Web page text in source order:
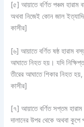
[৫] আয়াতে বর্ণিত পঞ্চম
অথবা নিজেই কোন জাল
কাসীর]
[৬] আয়াতে বর্ণিত ষষ্ঠ হারাম
আঘাতে নিহত হয়। যদি
তীরের আঘাতে শিকার নিহত
কাসীর]
[৭] আয়াতে বর্ণিত সপ্তম
দালানের উপর থেকে অথবা কুপে